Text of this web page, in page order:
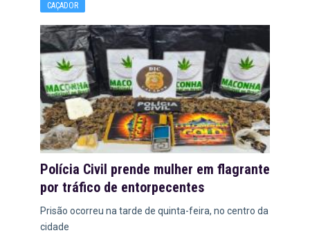
CAÇADOR
Polícia Civil prende mulher em flagrante
por tráfico de entorpecentes
Prisão ocorreu na tarde de quinta-feira, no centro da
cidade